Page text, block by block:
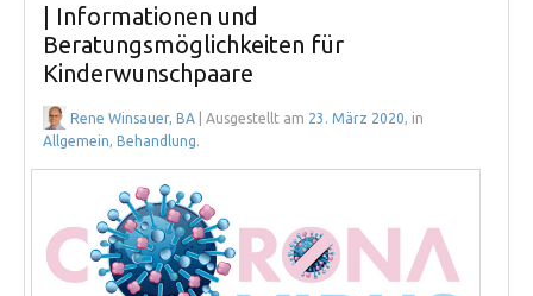
| Informationen und
Beratungsmöglichkeiten für
Kinderwunschpaare
Rene Winsauer, BA | Ausgestellt am 23. März 2020, in
Allgemein, Behandlung.